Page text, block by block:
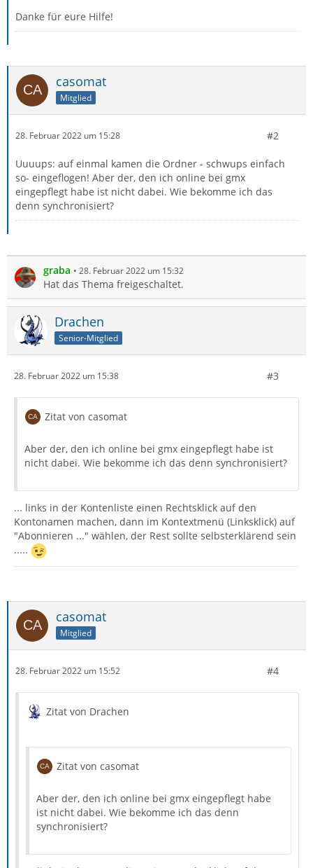
Danke für eure Hilfe!
casomat
Mitglied
28. Februar 2022 um 15:28 #2
Uuuups: auf einmal kamen die Ordner - schwups einfach
so- eingeflogen! Aber der, den ich online bei gmx
eingepflegt habe ist nicht dabei. Wie bekomme ich das
denn synchronisiert?
graba 28. Februar 2022 um 15:32
Hat das Thema freigeschaltet.
Drachen
Senior-Mitglied
28. Februar 2022 um 15:38 #3
Zitat von casomat
Aber der, den ich online bei gmx eingepflegt habe ist
nicht dabei. Wie bekomme ich das denn synchronisiert?
... links in der Kontenliste einen Rechtsklick auf den
Kontonamen machen, dann im Kontextmenü (Linksklick) auf
"Abonnieren ..." wählen, der Rest sollte selbsterklärend sein
.....
casomat
Mitglied
28. Februar 2022 um 15:52 #4
Zitat von Drachen
Zitat von casomat
Aber der, den ich online bei gmx eingepflegt habe
ist nicht dabei. Wie bekomme ich das denn
synchronisiert?